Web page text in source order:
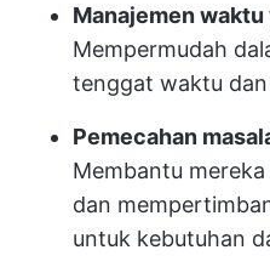
Manajemen
Mempermudah
tenggat waktu
Pemecahan
Membantu
dan
untuk kebutuhan